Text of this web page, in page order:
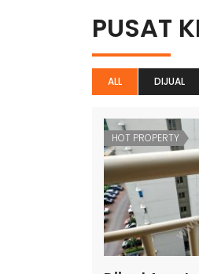
PUSAT
ALL DIJUAL
HOT PROPERTY